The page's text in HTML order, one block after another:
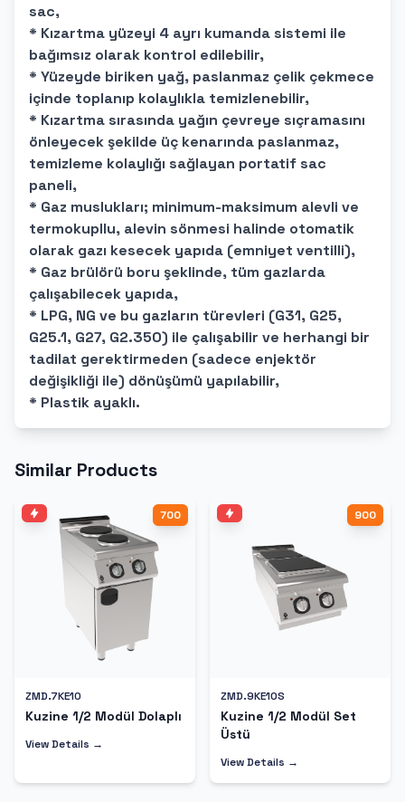
sac,
* Kızartma yüzeyi 4 ayrı kumanda sistemi ile
bağımsız olarak kontrol edilebilir,
* Yüzeyde biriken yağ, paslanmaz çelik çekmece
içinde toplanıp kolaylıkla temizlenebilir,
* Kızartma sırasında yağın çevreye sıçramasını
önleyecek şekilde üç kenarında paslanmaz,
temizleme kolaylığı sağlayan portatif sac
paneli,
* Gaz muslukları; minimum-maksimum alevli ve
termokupllu, alevin sönmesi halinde otomatik
olarak gazı kesecek yapıda (emniyet ventilli),
* Gaz brülörü boru şeklinde, tüm gazlarda
çalışabilecek yapıda,
* LPG, NG ve bu gazların türevleri (G31, G25,
G25.1, G27, G2.350) ile çalışabilir ve herhangi bir
tadilat gerektirmeden (sadece enjektör
değişikliği ile) dönüşümü yapılabilir,
* Plastik ayaklı.
Similar Products
700
ZMD.7KE10
Kuzine 1/2 Modül Dolaplı
View Details →
900
ZMD.9KE10S
Kuzine 1/2 Modül Set
Üstü
View Details →